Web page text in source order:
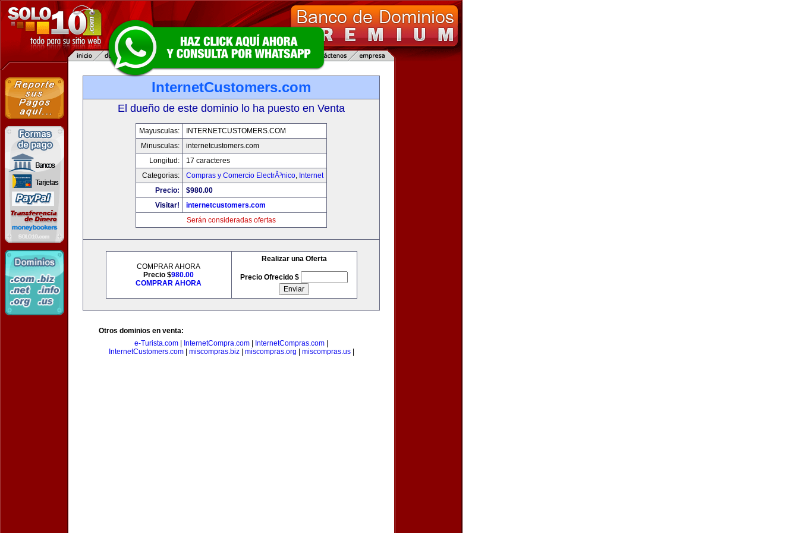
InternetCustomers.com
El dueño de este dominio lo ha puesto en Venta
Mayusculas:
INTERNETCUSTOMERS.COM
Minusculas:
internetcustomers.com
Longitud:
17 caracteres
Categorias:
Compras y Comercio ElectrÃ³nico, Internet
Precio:
$980.00
Visitar!
internetcustomers.com
Serán consideradas ofertas
COMPRAR AHORA
Precio $980.00
COMPRAR AHORA
Realizar una Oferta
Precio Ofrecido $
Otros dominios en venta:
e-Turista.com
InternetCompra.com InternetCompras.com
InternetCustomers.com| miscompras.biz| miscompras.org miscompras.us|